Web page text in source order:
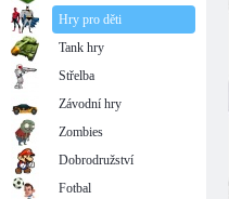
Hry pro děti
Tank hry
Střelba
Závodní hry
Zombies
Dobrodružství
Fotbal